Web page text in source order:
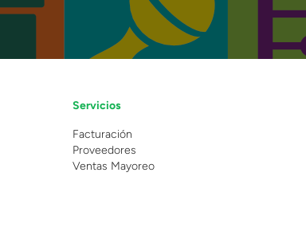
Servicios
Facturación
Proveedores
Ventas Mayoreo